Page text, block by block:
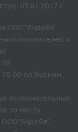
03.02.2017 г.
ООО "Яндейл"
покупателей о
по будним
исполнительных
по месту
ООО"Яндейл",